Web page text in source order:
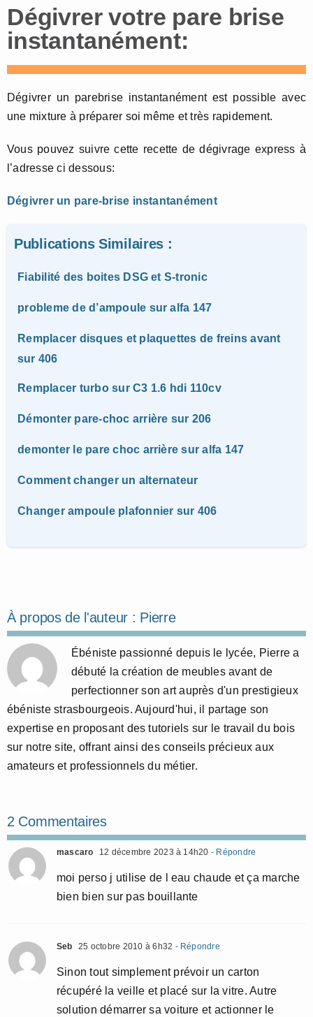
Dégivrer votre pare brise
instantanément:
Dégivrer un parebrise instantanément est possible avec
une mixture à préparer soi même et très rapidement.
Vous pouvez suivre cette recette de dégivrage express à
l’adresse ci dessous:
Dégivrer un pare-brise instantanément
Publications Similaires :
Fiabilité des boites DSG et S-tronic
probleme de d’ampoule sur alfa 147
Remplacer disques et plaquettes de freins avant
sur 406
Remplacer turbo sur C3 1.6 hdi 110cv
Démonter pare-choc arrière sur 206
demonter le pare choc arrière sur alfa 147
Comment changer un alternateur
Changer ampoule plafonnier sur 406
À propos de l'auteur : Pierre
Ébéniste passionné depuis le lycée, Pierre a
débuté la création de meubles avant de
perfectionner son art auprès d'un prestigieux
ébéniste strasbourgeois. Aujourd'hui, il partage son
expertise en proposant des tutoriels sur le travail du bois
sur notre site, offrant ainsi des conseils précieux aux
amateurs et professionnels du métier.
2 Commentaires
mascaro 12 décembre 2023 à 14h20 - Répondre
moi perso j utilise de l eau chaude et ça marche
bien bien sur pas bouillante
Seb 25 octobre 2010 à 6h32 - Répondre
Sinon tout simplement prévoir un carton
récupéré la veille et placé sur la vitre. Autre
solution démarrer sa voiture et actionner le